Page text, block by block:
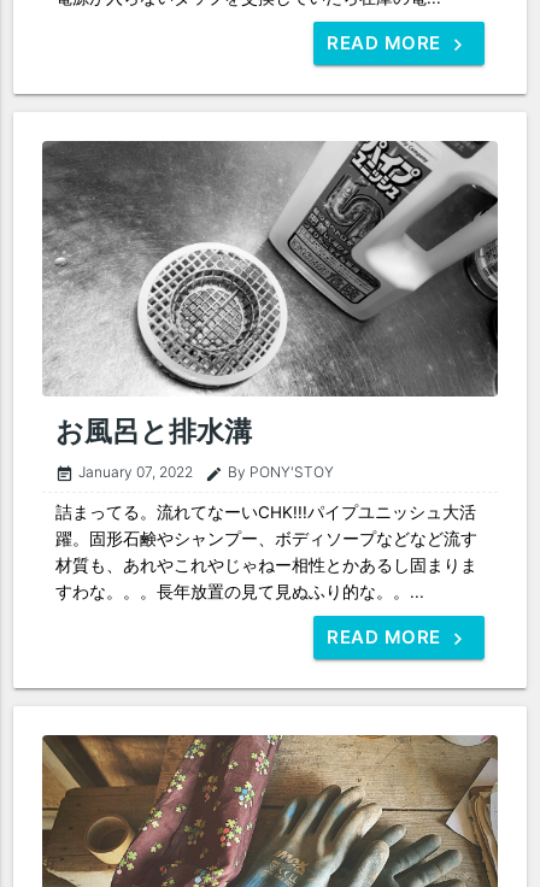
READ MORE
お風呂と排水溝
event_note January 07, 2022 edit By PONY'STOY
詰まってる。流れてなーいCHK!!!パイプユニッシュ大活
躍。固形石鹸やシャンプー、ボディソープなどなど流す
材質も、あれやこれやじゃねー相性とかあるし固まりま
すわな。。。長年放置の見て見ぬふり的な。。...
READ MORE